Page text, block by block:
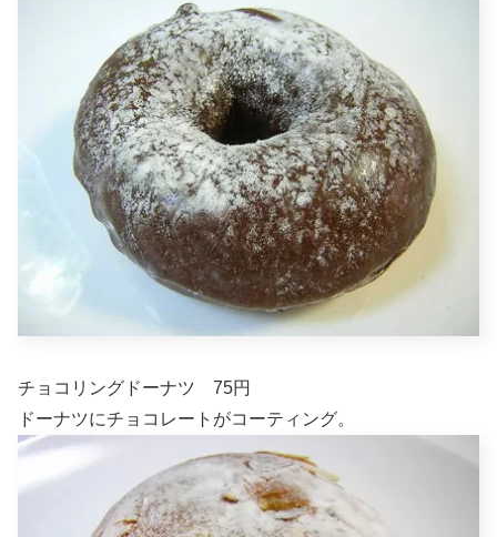
チョコリングドーナツ 75円
ドーナツにチョコレートがコーティング。